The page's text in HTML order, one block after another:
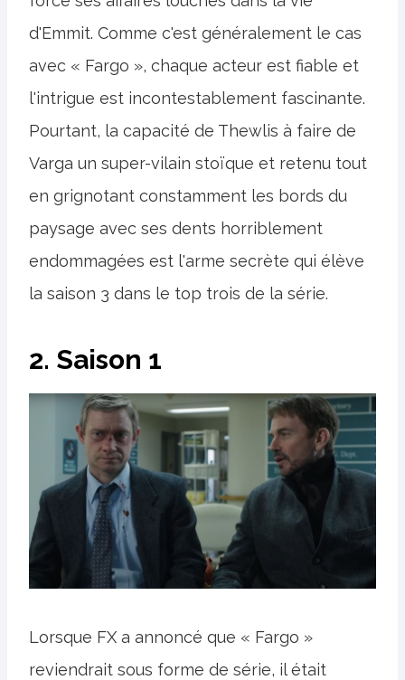
d'Emmit. Comme c'est généralement le cas
avec « Fargo », chaque acteur est fiable et
l'intrigue est incontestablement fascinante.
Pourtant, la capacité de Thewlis à faire de
Varga un super-vilain stoïque et retenu tout
en grignotant constamment les bords du
paysage avec ses dents horriblement
endommagées est l'arme secrète qui élève
la saison 3 dans le top trois de la série.
2. Saison 1
Lorsque FX a annoncé que « Fargo »
reviendrait sous forme de série, il était